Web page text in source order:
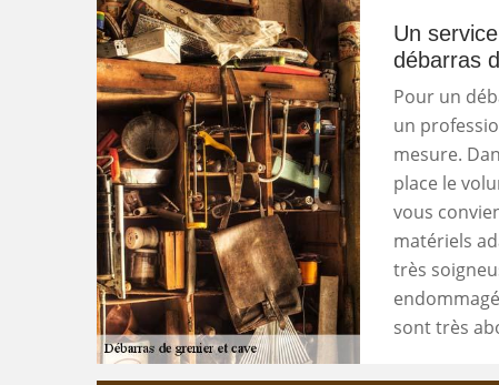
Un
débarras
Pour un
un
mesure.
place le
vous
matériels
très
sont très